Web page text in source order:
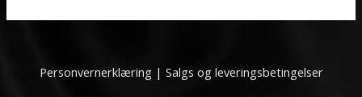
Personvernerklæring| Salgs og leveringsbetingelser